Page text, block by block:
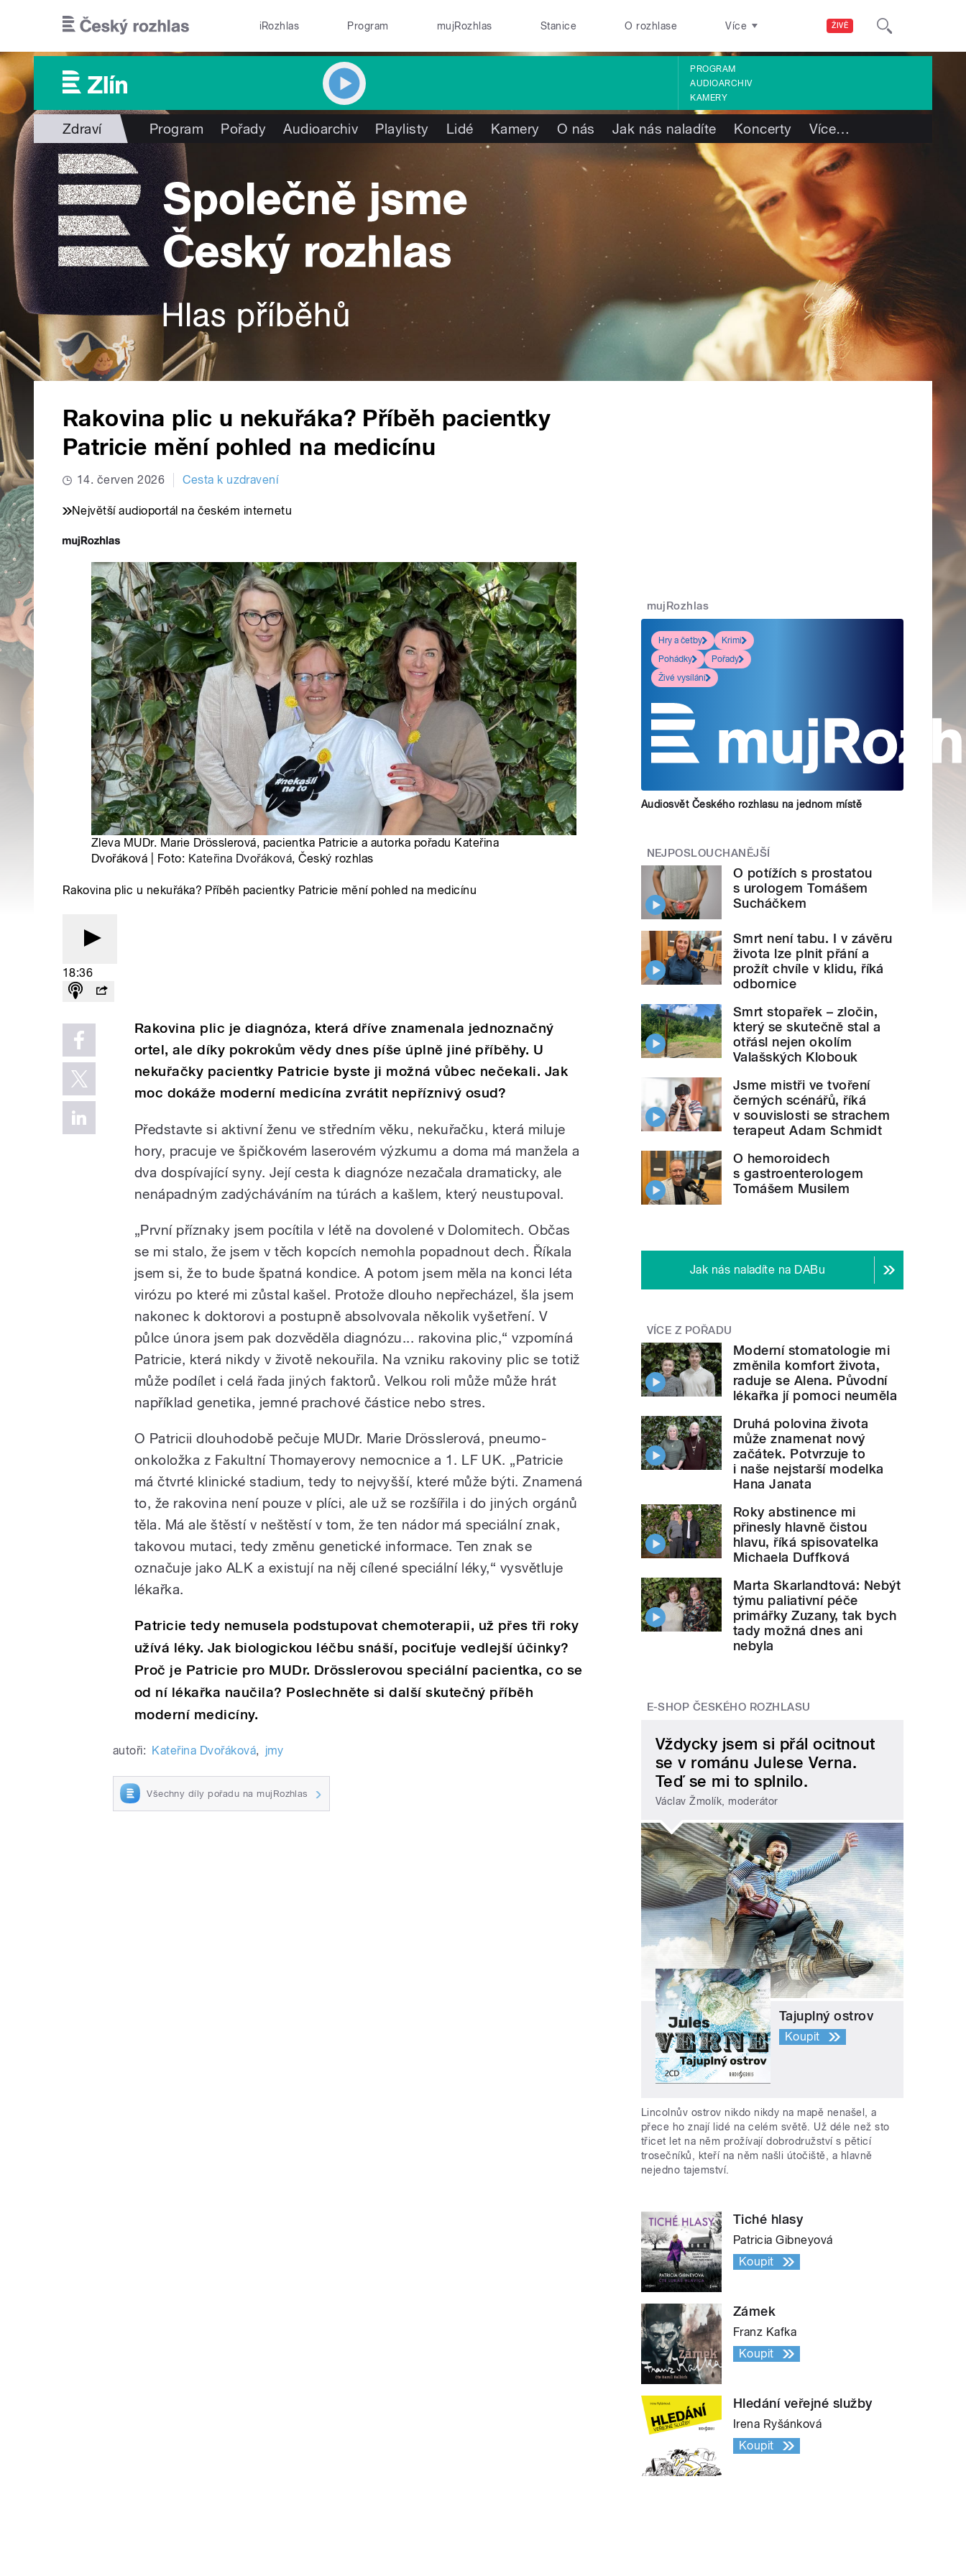
ŽIVĚ
iRozhlas Program mujRozhlas Stanice O rozhlase Více
PROGRAM
AUDIOARCHIV
KAMERY
Zdraví Program Pořady Audioarchiv Playlisty Lidé Kamery O nás Jak nás naladíte Koncerty Více…
Rakovina plic u nekuřáka? Příběh pacientky
Patricie mění pohled na medicínu
14. červen 2026 Cesta k uzdravení
Největší audioportál na českém internetu
Zleva MUDr. Marie Drösslerová, pacientka Patricie a autorka pořadu Kateřina
Dvořáková | Foto: Kateřina Dvořáková, Český rozhlas
Rakovina plic u nekuřáka? Příběh pacientky Patricie mění pohled na medicínu
18:36
Rakovina plic je diagnóza, která dříve znamenala jednoznačný
ortel, ale díky pokrokům vědy dnes píše úplně jiné příběhy. U
nekuřačky pacientky Patricie byste ji možná vůbec nečekali. Jak
moc dokáže moderní medicína zvrátit nepříznivý osud?
Představte si aktivní ženu ve středním věku, nekuřačku, která miluje
hory, pracuje ve špičkovém laserovém výzkumu a doma má manžela a
dva dospívající syny. Její cesta k diagnóze nezačala dramaticky, ale
nenápadným zadýcháváním na túrách a kašlem, který neustupoval.
„První příznaky jsem pocítila v létě na dovolené v Dolomitech. Občas
se mi stalo, že jsem v těch kopcích nemohla popadnout dech. Říkala
jsem si, že to bude špatná kondice. A potom jsem měla na konci léta
virózu po které mi zůstal kašel. Protože dlouho nepřecházel, šla jsem
nakonec k doktorovi a postupně absolvovala několik vyšetření. V
půlce února jsem pak dozvěděla diagnózu... rakovina plic,“ vzpomíná
Patricie, která nikdy v životě nekouřila. Na vzniku rakoviny plic se totiž
může podílet i celá řada jiných faktorů. Velkou roli může může hrát
například genetika, jemné prachové částice nebo stres.
O Patricii dlouhodobě pečuje MUDr. Marie Drösslerová, pneumo-
onkoložka z Fakultní Thomayerovy nemocnice a 1. LF UK. „Patricie
má čtvrté klinické stadium, tedy to nejvyšší, které může býti. Znamená
to, že rakovina není pouze v plíci, ale už se rozšířila i do jiných orgánů
těla. Má ale štěstí v neštěstí v tom, že ten nádor má speciální znak,
takovou mutaci, tedy změnu genetické informace. Ten znak se
označuje jako ALK a existují na něj cílené speciální léky,“ vysvětluje
lékařka.
Patricie tedy nemusela podstupovat chemoterapii, už přes tři roky
užívá léky. Jak biologickou léčbu snáší, pociťuje vedlejší účinky?
Proč je Patricie pro MUDr. Drösslerovou speciální pacientka, co se
od ní lékařka naučila? Poslechněte si další skutečný příběh
moderní medicíny.
autoři: Kateřina Dvořáková, jmy
Všechny díly pořadu na mujRozhlas
mujRozhlas
Hry a četby
Krimi
Pohádky
Pořady
Živé vysílání
Audiosvět Českého rozhlasu na jednom místě
NEJPOSLOUCHANĚJŠÍ
O potížích s prostatou
s urologem Tomášem
Sucháčkem
Smrt není tabu. I v závěru
života lze plnit přání a
prožít chvíle v klidu, říká
odbornice
Smrt stopařek – zločin,
který se skutečně stal a
otřásl nejen okolím
Valašských Klobouk
Jsme mistři ve tvoření
černých scénářů, říká
v souvislosti se strachem
terapeut Adam Schmidt
O hemoroidech
s gastroenterologem
Tomášem Musilem
Jak nás naladíte na DABu
VÍCE Z POŘADU
Moderní stomatologie mi
změnila komfort života,
raduje se Alena. Původní
lékařka jí pomoci neuměla
Druhá polovina života
může znamenat nový
začátek. Potvrzuje to
i naše nejstarší modelka
Hana Janata
Roky abstinence mi
přinesly hlavně čistou
hlavu, říká spisovatelka
Michaela Duffková
Marta Skarlandtová: Nebýt
týmu paliativní péče
primářky Zuzany, tak bych
tady možná dnes ani
nebyla
E-SHOP ČESKÉHO ROZHLASU
Vždycky jsem si přál ocitnout
se v románu Julese Verna.
Teď se mi to splnilo.
Václav Žmolík, moderátor
Tajuplný ostrov
Koupit
Lincolnův ostrov nikdo nikdy na mapě nenašel, a
přece ho znají lidé na celém světě. Už déle než sto
třicet let na něm prožívají dobrodružství s pěticí
trosečníků, kteří na něm našli útočiště, a hlavně
nejedno tajemství.
Tiché hlasy
Patricia Gibneyová
Koupit
Zámek
Franz Kafka
Koupit
Hledání veřejné služby
Irena Ryšánková
Koupit